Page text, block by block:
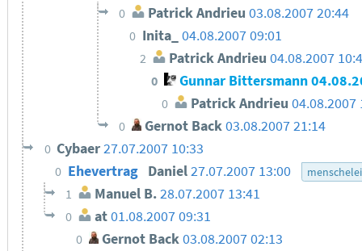
0 Patrick Andrieu 03.08.2007 20:44
0 Inita_04.08.2007 09:01
2 Patrick Andrieu 04.08.2007
0 Gunnar Bittersmann
0 Patrick Andrieu 04.08.2007
0 Gernot Back03.08.2007 21:14
0 Cybaer27.07.2007 10:33
0 Ehevertrag Daniel27.07.2007 13:00 menschelei
1 Manuel B.28.07.2007 13:41
0 at01.08.2007 09:31
0 Gernot Back03.08.2007 02:13